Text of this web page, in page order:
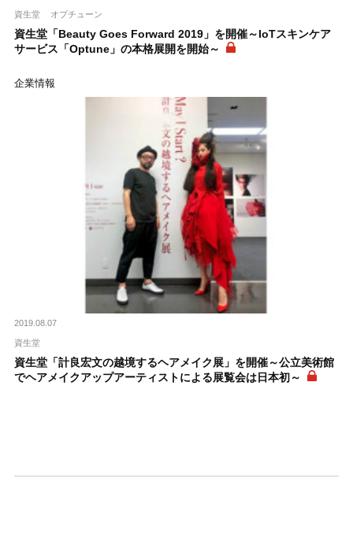
資生堂 オプチューン
資生堂「Beauty Goes Forward 2019」を開催～IoTスキンケア
サービス「Optune」の本格展開を開始～
企業情報
2019.08.07
資生堂
資生堂「計良宏文の越境するヘアメイク展」を開催～公立美術館
でヘアメイクアップアーティストによる展覧会は日本初～